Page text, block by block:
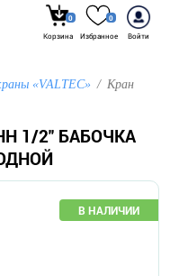
0
Корзина
0
Избранное
Войти
«VALTEC»
Кран
1/2" БАБОЧКА